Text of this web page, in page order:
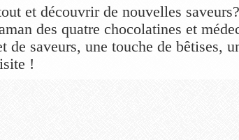
et découvrir de nouvelles
des quatre chocolatines et
saveurs, une touche de bêtises,
!